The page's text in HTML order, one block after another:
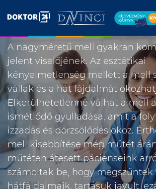
MELLKISEBBÍTÉS
A nagyméretű mell gyakran
jelent viselőjének. Az esztétikai
kényelmetlenség mellett a mell
vállak és a hát fájdalmát
Elkerülhetetlenné válhat a mell
ismétlődő gyulladása, amit a
izzadás és dörzsölődés okoz.
mell kisebbítése még műtét
műtéten átesett pácienseink
számoltak be, hogy megszűntek
hátfájdalmaik, tartásuk javult,